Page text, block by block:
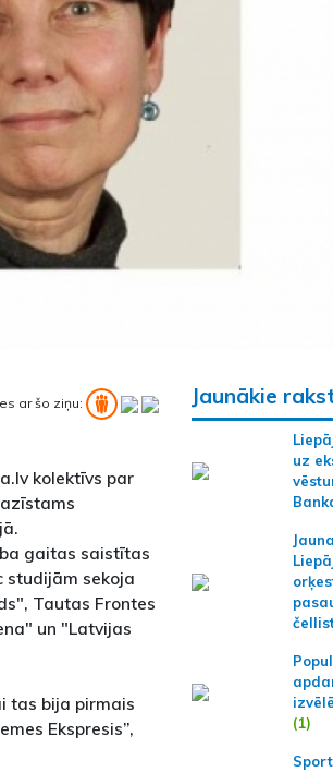
ar šo ziņu:
kolektīvs par
gaitas saistītas
studijām sekoja
Tautas Frontes
un "Latvijas
tas bija pirmais
Ekspresis”,
Jaunākie
uz
(1)